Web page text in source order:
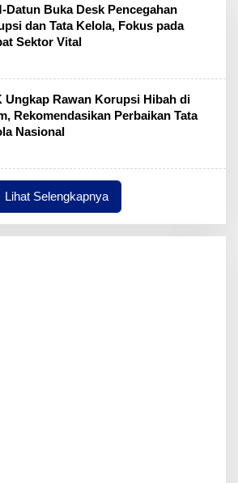
Datun Buka Desk Pencegahan
dan Tata Kelola, Fokus pada
Sektor Vital
Ungkap Rawan Korupsi Hibah di
Rekomendasikan Perbaikan Tata
Nasional
Lihat Selengkapnya